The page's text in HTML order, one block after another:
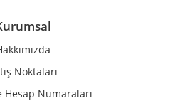
bulunuyor.
Noktaları
Hesap Numaraları